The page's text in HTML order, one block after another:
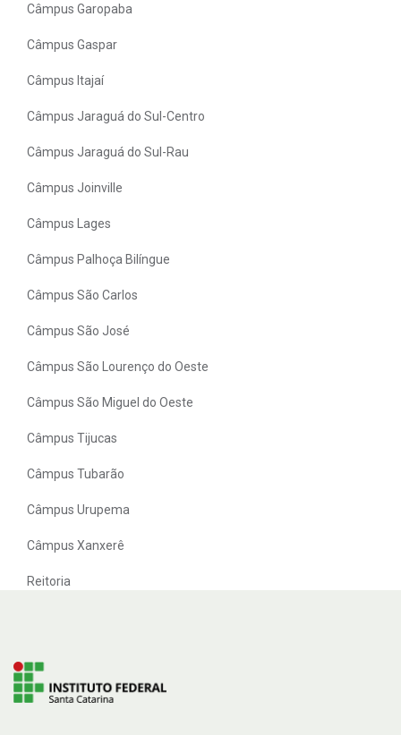
Câmpus Garopaba
Câmpus Gaspar
Câmpus Itajaí
Câmpus Jaraguá do Sul-Centro
Câmpus Jaraguá do Sul-Rau
Câmpus Joinville
Câmpus Lages
Câmpus Palhoça Bilíngue
Câmpus São Carlos
Câmpus São José
Câmpus São Lourenço do Oeste
Câmpus São Miguel do Oeste
Câmpus Tijucas
Câmpus Tubarão
Câmpus Urupema
Câmpus Xanxerê
Reitoria